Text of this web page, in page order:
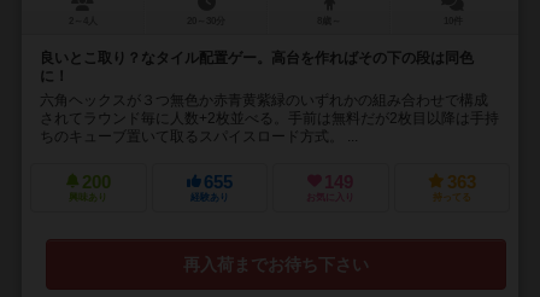
良いとこ取り？なタイル配置ゲー。高台を作ればその下の段は同色
に！
六角ヘックスが３つ無色か赤青黄紫緑のいずれかの組み合わせで構成
されてラウンド毎に人数+2枚並べる。手前は無料だが2枚目以降は手持
ちのキューブ置いて取るスパイスロード方式。 ...
200
興味あり
655
経験あり
149
お気に入り
363
持ってる
再入荷までお待ち下さい